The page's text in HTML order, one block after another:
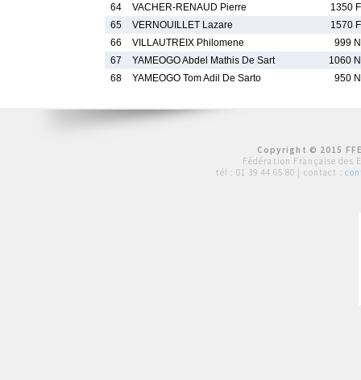
64
VACHER-RENAUD Pierre
1350 F
65
VERNOUILLET Lazare
1570 F
66
VILLAUTREIX Philomene
999 N
67
YAMEOGO Abdel Mathis De Sart
1060 N
68
YAMEOGO Tom Adil De Sarto 950 N
Copyright © 2015
Fédération Française des
tél : 01 39 44 65 80 | contact :